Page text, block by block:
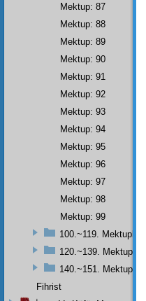
Mektup: 87
Mektup: 88
Mektup: 89
Mektup: 90
Mektup: 91
Mektup: 92
Mektup: 93
Mektup: 94
Mektup: 95
Mektup: 96
Mektup: 97
Mektup: 98
Mektup: 99
100.~119. Mektuplar
120.~139. Mektuplar
140.~151. Mektuplar
Fihrist